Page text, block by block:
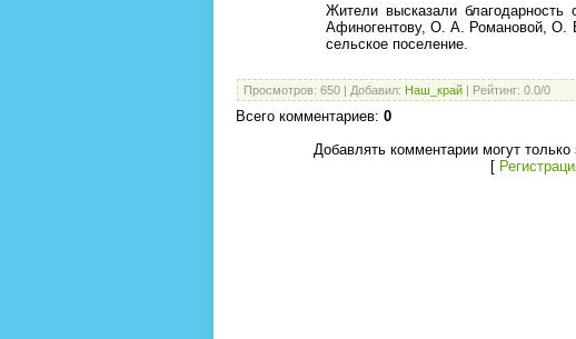
Жители высказали благодарность
Афиногентову, О. А. Романовой, О.
сельское поселение.
Просмотров: 650 Добавил: Наш_край Рейтинг: 0.0/0
Всего комментариев: 0
Добавлять комментарии могут
[